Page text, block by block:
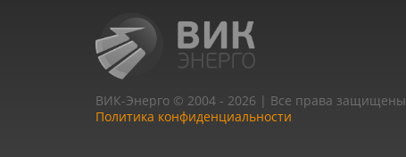
ВИК-Энерго © 2004 - 2026 | Все права защищены
Политика конфиденциальности